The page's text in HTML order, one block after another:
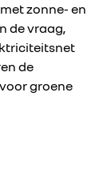
zonne- en
de vraag,
de
groene